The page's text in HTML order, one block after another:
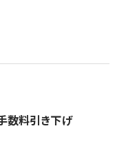
数料引き下げ